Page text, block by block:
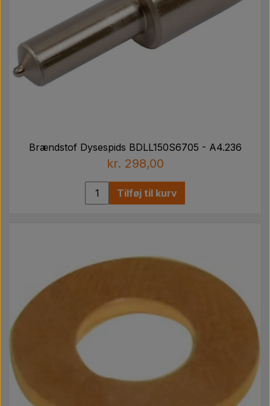
Brændstof Dysespids BDLL150S6705 - A4.236
kr. 298,00
Tilføj til kurv